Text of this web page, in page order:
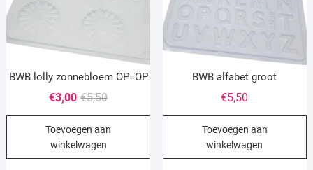
BWB lolly zonnebloem OP=OP
€5,50Oorspronkelijke
prijs
was:
€3,00
Huidige
prijs
is:
Toevoegen aan
winkelwagen
BWB alfabet groot
€5,50
Toevoegen aan
winkelwagen